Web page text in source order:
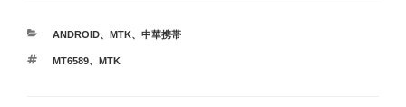
カ
ゴ
ANDROID、 MTK、 中華携帯
タ
MT6589、 MTK